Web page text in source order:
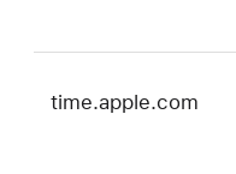
time.apple.com